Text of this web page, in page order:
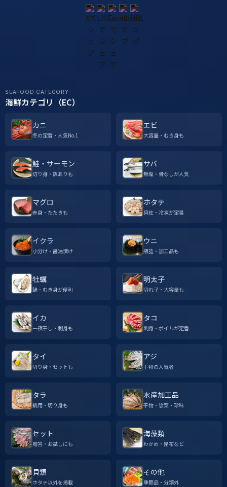
SEAFOOD CATEGORY
海鮮カテゴリ（EC）
カニ
冬の定番・人気No.1
エビ
大容量・むき身も
鮭・サーモン
切り身・訳ありも
サバ
無塩・骨なしが人気
マグロ
赤身・たたきも
ホタテ
貝柱・冷凍が定番
イクラ
小分け・醤油漬け
ウニ
瓶詰・加工品も
牡蠣
鍋・むき身が便利
明太子
切れ子・大容量も
イカ
一夜干し・刺身も
タコ
刺身・ボイルが定番
タイ
切り身・セットも
アジ
干物の人気者
タラ
鍋用・切り身も
水産加工品
干物・惣菜・珍味
セット
贈答・お試しにも
海藻類
わかめ・昆布など
貝類
ホタテ以外を掲載
その他
季節品・分類外